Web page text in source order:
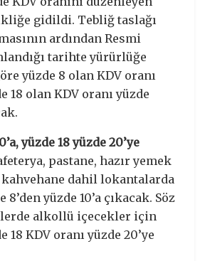
gidildi. Tebliğ taslağı
ardından Resmi
tarihte yürürlüğe
yüzde 8 olan KDV oranı
18 olan KDV oranı yüzde
yüzde 18 yüzde 20’ye
pastane, hazır yemek
dahil lokantalarda
8’den yüzde 10’a çıkacak. Söz
alkollü içecekler için
18 KDV oranı yüzde 20’ye